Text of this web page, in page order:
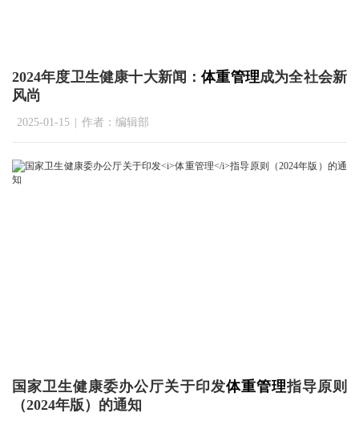
2024年度卫生健康十大新闻：体重管理成为全社会新
风尚
2025-01-15 | 作者：编辑部
国家卫生健康委办公厅关于印发体重管理指导原则
（2024年版）的通知